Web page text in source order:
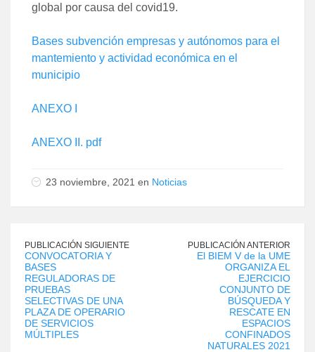
global por causa del covid19.
Bases subvención empresas y autónomos para el
mantemiento y actividad económica en el
municipio
ANEXO I
ANEXO II. pdf
23 noviembre, 2021 en Noticias
PUBLICACIÓN SIGUIENTE
CONVOCATORIA Y
BASES
REGULADORAS DE
PRUEBAS
SELECTIVAS DE UNA
PLAZA DE OPERARIO
DE SERVICIOS
MÚLTIPLES
PUBLICACIÓN ANTERIOR
El BIEM V de la UME
ORGANIZA EL
EJERCICIO
CONJUNTO DE
BÚSQUEDA Y
RESCATE EN
ESPACIOS
CONFINADOS
NATURALES 2021